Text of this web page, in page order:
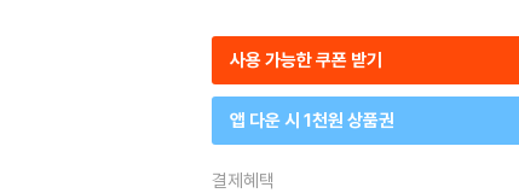
사용 가능한 쿠폰 받기
앱 다운 시 1천원 상품권
결제혜택